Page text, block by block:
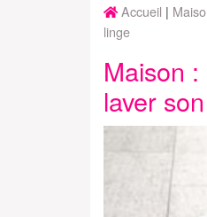
Accueil
linge
Maison
laver